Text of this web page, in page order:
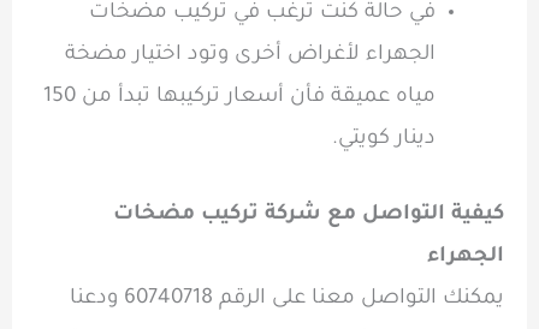
في حالة كنت ترغب في تركيب مضخات
الجهراء لأغراض أخرى وتود اختيار مضخة
مياه عميقة فأن أسعار تركيبها تبدأ من 150
دينار كويتي.
كيفية التواصل مع شركة تركيب مضخات
الجهراء
يمكنك التواصل معنا على الرقم 60740718 ودعنا